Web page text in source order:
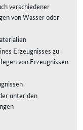
verschiedener
von Wasser oder
Erzeugnisses zu
von Erzeugnissen
unter den